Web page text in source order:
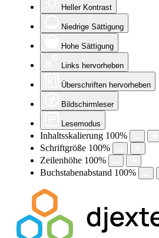
Heller Kontrast
Niedrige Sättigung
Hohe Sättigung
Links hervorheben
Überschriften hervorheben
Bildschirmleser
Lesemodus
Inhaltsskalierung 100%
Schriftgröße 100%
Zeilenhöhe 100%
Buchstabenabstand 100%